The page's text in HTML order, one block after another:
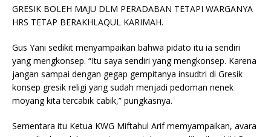
GRESIK BOLEH MAJU DLM PERADABAN TETAPI WARGANYA
HRS TETAP BERAKHLAQUL KARIMAH.
Gus Yani sedikit menyampaikan bahwa pidato itu ia sendiri
yang mengkonsep. “Itu saya sendiri yang mengkonsep. Karena
jangan sampai dengan gegap gempitanya insudtri di Gresik
konsep gresik religi yang sudah menjadi pedoman nenek
moyang kita tercabik cabik,” pungkasnya.
Sementara itu Ketua KWG Miftahul Arif memyampaikan, avara